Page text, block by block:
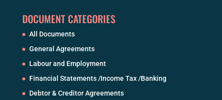
DOCUMENT CATEGORIES
All Documents
General Agreements
Labour and Employment
Financial Statements /Income Tax /Banking
Debtor & Creditor Agreements